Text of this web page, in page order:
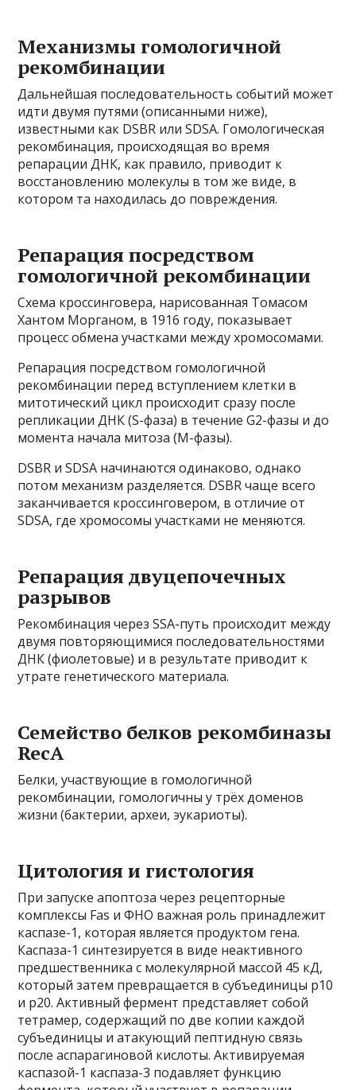
Механизмы гомологичной
рекомбинации
Дальнейшая последовательность событий может
идти двумя путями (описанными ниже),
известными как DSBR или SDSA. Гомологическая
рекомбинация, происходящая во время
репарации ДНК, как правило, приводит к
восстановлению молекулы в том же виде, в
котором та находилась до повреждения.
Репарация посредством
гомологичной рекомбинации
Схема кроссинговера, нарисованная Томасом
Хантом Морганом, в 1916 году, показывает
процесс обмена участками между хромосомами.
Репарация посредством гомологичной
рекомбинации перед вступлением клетки в
митотический цикл происходит сразу после
репликации ДНК (S-фаза) в течение G2-фазы и до
момента начала митоза (М-фазы).
DSBR и SDSA начинаются одинаково, однако
потом механизм разделяется. DSBR чаще всего
заканчивается кроссинговером, в отличие от
SDSA, где хромосомы участками не меняются.
Репарация двуцепочечных
разрывов
Рекомбинация через SSA-путь происходит между
двумя повторяющимися последовательностями
ДНК (фиолетовые) и в результате приводит к
утрате генетического материала.
Семейство белков рекомбиназы
RecA
Белки, участвующие в гомологичной
рекомбинации, гомологичны у трёх доменов
жизни (бактерии, археи, эукариоты).
Цитология и гистология
При запуске апоптоза через рецепторные
комплексы Fas и ФНО важная роль принадлежит
каспазе-1, которая является продуктом гена.
Каспаза-1 синтезируется в виде неактивного
предшественника с молекулярной массой 45 кД,
который затем превращается в субъединицы р10
и р20. Активный фермент представляет собой
тетрамер, содержащий по две копии каждой
субъединицы и атакующий пептидную связь
после аспарагиновой кислоты. Активируемая
каспазой-1 каспаза-3 подавляет функцию